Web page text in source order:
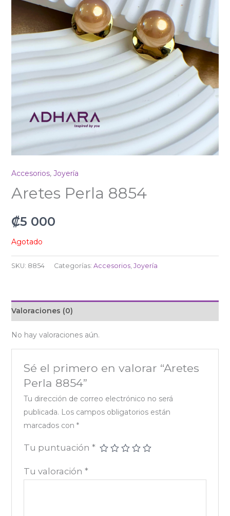
Accesorios, Joyería
Aretes Perla 8854
₡5 000
Agotado
SKU: 8854 Categorías: Accesorios, Joyería
Valoraciones (0)
No hay valoraciones aún.
Sé el primero en valorar “Aretes
Perla 8854”
Tu dirección de correo electrónico no será
publicada. Los campos obligatorios están
marcados con *
Tu puntuación *
Tu valoración *